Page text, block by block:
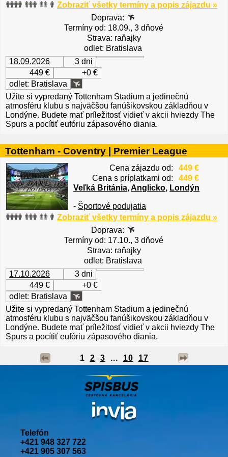
Zobraziť všetky termíny a popis zájazdu »
Doprava:
Termíny od: 18.09., 3 dňové
Strava: raňajky
odlet: Bratislava
18.09.2026
3 dni
449 €
+0 €
odlet: Bratislava
Užite si vypredaný Tottenham Stadium a jedinečnú
atmosféru klubu s najväčšou fanúšikovskou základňou v
Londýne. Budete mať príležitosť vidieť v akcii hviezdy The
Spurs a pocítiť eufóriu zápasového diania.
Tottenham - Coventry | Premier League
Cena zájazdu od:
449 €
Cena s príplatkami od:
449 €
Veľká Británia,Anglicko, Londýn
- Športové podujatia
Zobraziť všetky termíny a popis zájazdu »
Doprava:
Termíny od: 17.10., 3 dňové
Strava: raňajky
odlet: Bratislava
17.10.2026
3 dni
449 €
+0 €
odlet: Bratislava
Užite si vypredaný Tottenham Stadium a jedinečnú
atmosféru klubu s najväčšou fanúšikovskou základňou v
Londýne. Budete mať príležitosť vidieť v akcii hviezdy The
Spurs a pocítiť eufóriu zápasového diania.
1 2 3 ... 10 17
Telefón
+421 948 327 722
+421 905 307 563